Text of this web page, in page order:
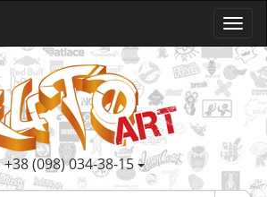
+38 (098) 034-38-15